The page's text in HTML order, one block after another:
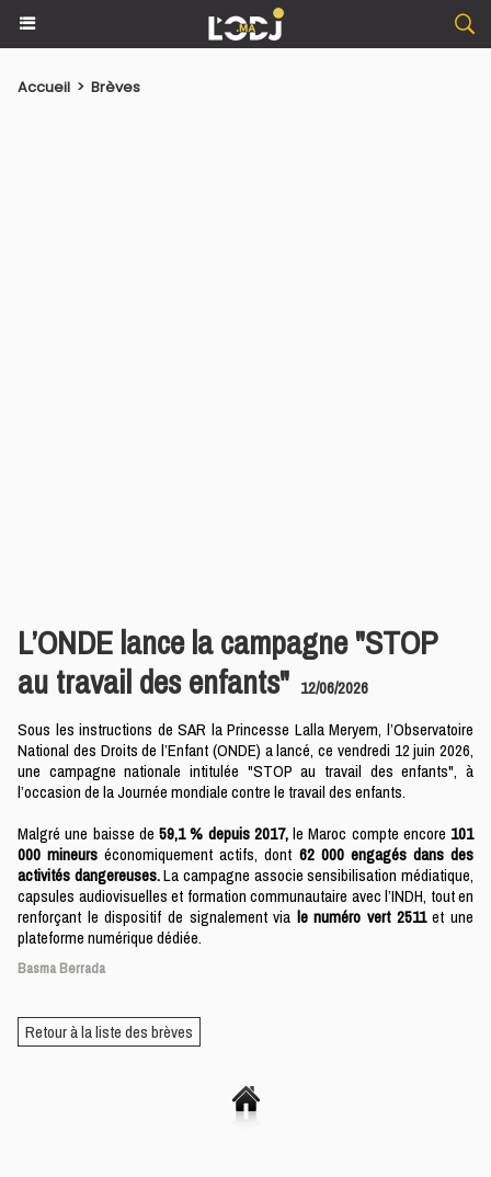
Accueil > Brèves
L’ONDE lance la campagne "STOP
au travail des enfants" 12/06/2026
Sous les instructions de SAR la Princesse Lalla Meryem, l’Observatoire
National des Droits de l’Enfant (ONDE) a lancé, ce vendredi 12 juin 2026,
une campagne nationale intitulée "STOP au travail des enfants", à
l’occasion de la Journée mondiale contre le travail des enfants.
Malgré une baisse de 59,1 % depuis 2017,le Maroc compte encore 101
000 mineurs économiquement actifs, dont 62 000 engagés dans des
activités dangereuses.La campagne associe sensibilisation médiatique,
capsules audiovisuelles et formation communautaire avec l’INDH, tout en
renforçant le dispositif de signalement via le numéro vert 2511et une
plateforme numérique dédiée.
Basma Berrada
Retour à la liste des brèves